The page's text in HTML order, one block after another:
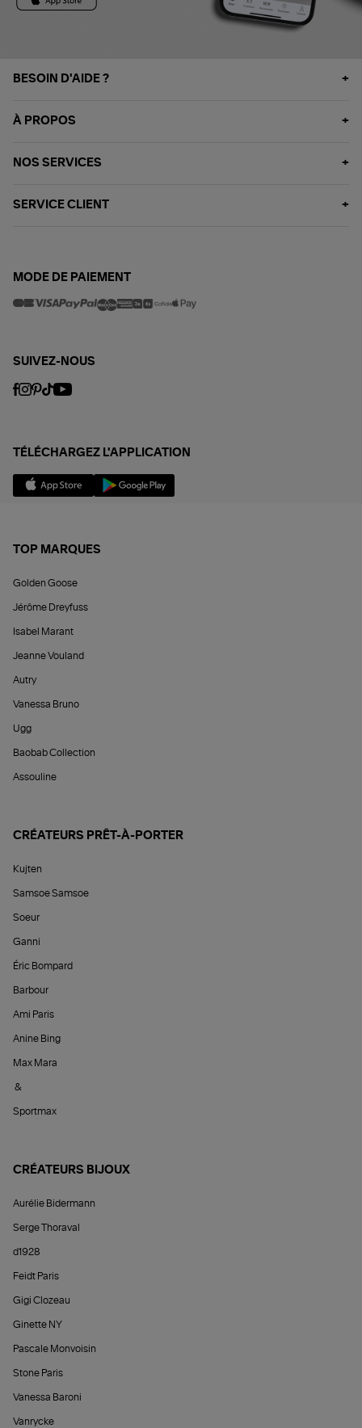
BESOIN D'AIDE ?
À PROPOS
NOS SERVICES
SERVICE CLIENT
MODE DE PAIEMENT
SUIVEZ-NOUS
TÉLÉCHARGEZ L'APPLICATION
TOP MARQUES
Golden Goose
Jérôme Dreyfuss
Isabel Marant
Jeanne Vouland
Autry
Vanessa Bruno
Ugg
Baobab Collection
Assouline
CRÉATEURS PRÊT-À-PORTER
Kujten
Samsoe Samsoe
Soeur
Ganni
Éric Bompard
Barbour
Ami Paris
Anine Bing
Max Mara
&
Sportmax
CRÉATEURS BIJOUX
Aurélie Bidermann
Serge Thoraval
d1928
Feidt Paris
Gigi Clozeau
Ginette NY
Pascale Monvoisin
Stone Paris
Vanessa Baroni
Vanrycke